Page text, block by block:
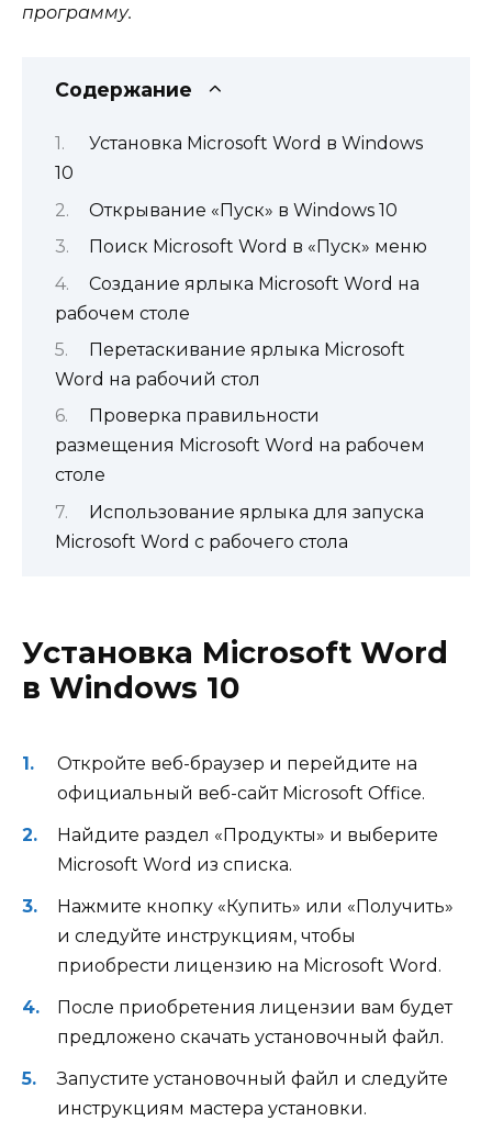
программу.
Содержание
Установка Microsoft Word в Windows
10
Открывание «Пуск» в Windows 10
Поиск Microsoft Word в «Пуск» меню
Создание ярлыка Microsoft Word на
рабочем столе
Перетаскивание ярлыка Microsoft
Word на рабочий стол
Проверка правильности
размещения Microsoft Word на рабочем
столе
Использование ярлыка для запуска
Microsoft Word с рабочего стола
Установка Microsoft Word
в Windows 10
Откройте веб-браузер и перейдите на
официальный веб-сайт Microsoft Office.
Найдите раздел «Продукты» и выберите
Microsoft Word из списка.
Нажмите кнопку «Купить» или «Получить»
и следуйте инструкциям, чтобы
приобрести лицензию на Microsoft Word.
После приобретения лицензии вам будет
предложено скачать установочный файл.
Запустите установочный файл и следуйте
инструкциям мастера установки.